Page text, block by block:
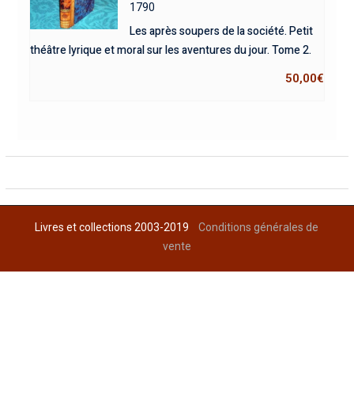
1790
Les après soupers de la société. Petit
théâtre lyrique et moral sur les aventures du jour. Tome 2.
50,00€
Livres et collections 2003-2019Conditions générales de
vente